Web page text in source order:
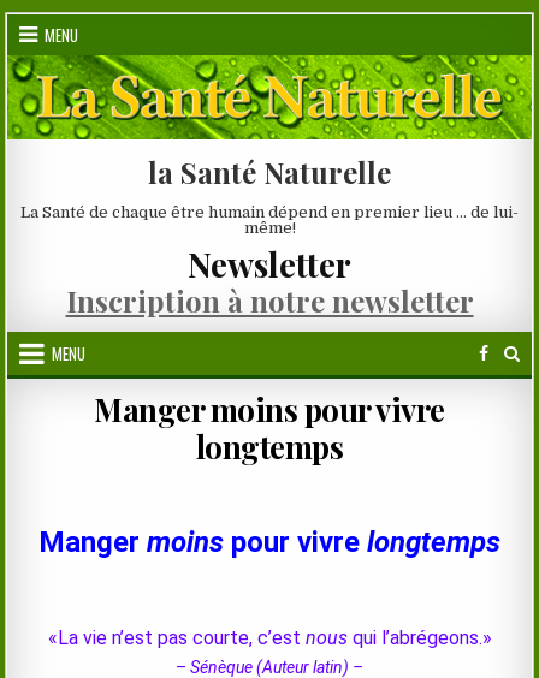
Skip
content
MENU
la Santé Naturelle
La Santé de chaque être humain dépend en premier lieu … de lui-
même!
Newsletter
Inscription à notre newsletter
MENU
Manger moins pour vivre
longtemps
Manger moins pour vivre longtemps
«La vie n’est pas courte, c’est nousqui l’abrégeons.»
– Sénèque (Auteur latin) –